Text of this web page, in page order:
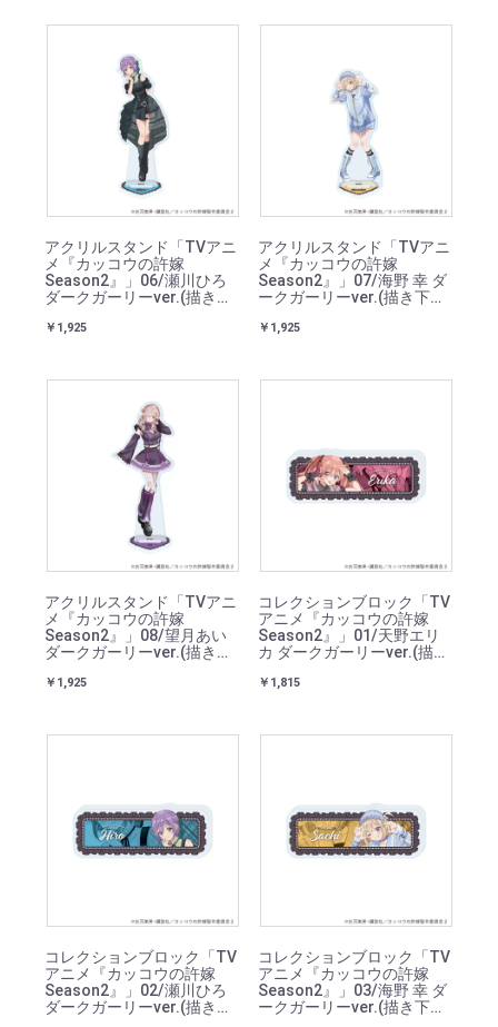
アクリルスタンド「TVアニ
メ『カッコウの許嫁
Season2』」06/瀬川ひろ
ダークガーリーver.(描き下
￥1,925
アクリルスタンド「TVアニ
メ『カッコウの許嫁
Season2』」07/海野 幸 ダ
ークガーリーver.(描き下ろ
￥1,925
アクリルスタンド「TVアニ
メ『カッコウの許嫁
Season2』」08/望月あい
ダークガーリーver.(描き下
￥1,925
コレクションブロック「TV
アニメ『カッコウの許嫁
Season2』」01/天野エリ
カ ダークガーリーver.(描き
￥1,815
コレクションブロック「TV
アニメ『カッコウの許嫁
Season2』」02/瀬川ひろ
ダークガーリーver.(描き下
コレクションブロック「TV
アニメ『カッコウの許嫁
Season2』」03/海野 幸 ダ
ークガーリーver.(描き下ろ